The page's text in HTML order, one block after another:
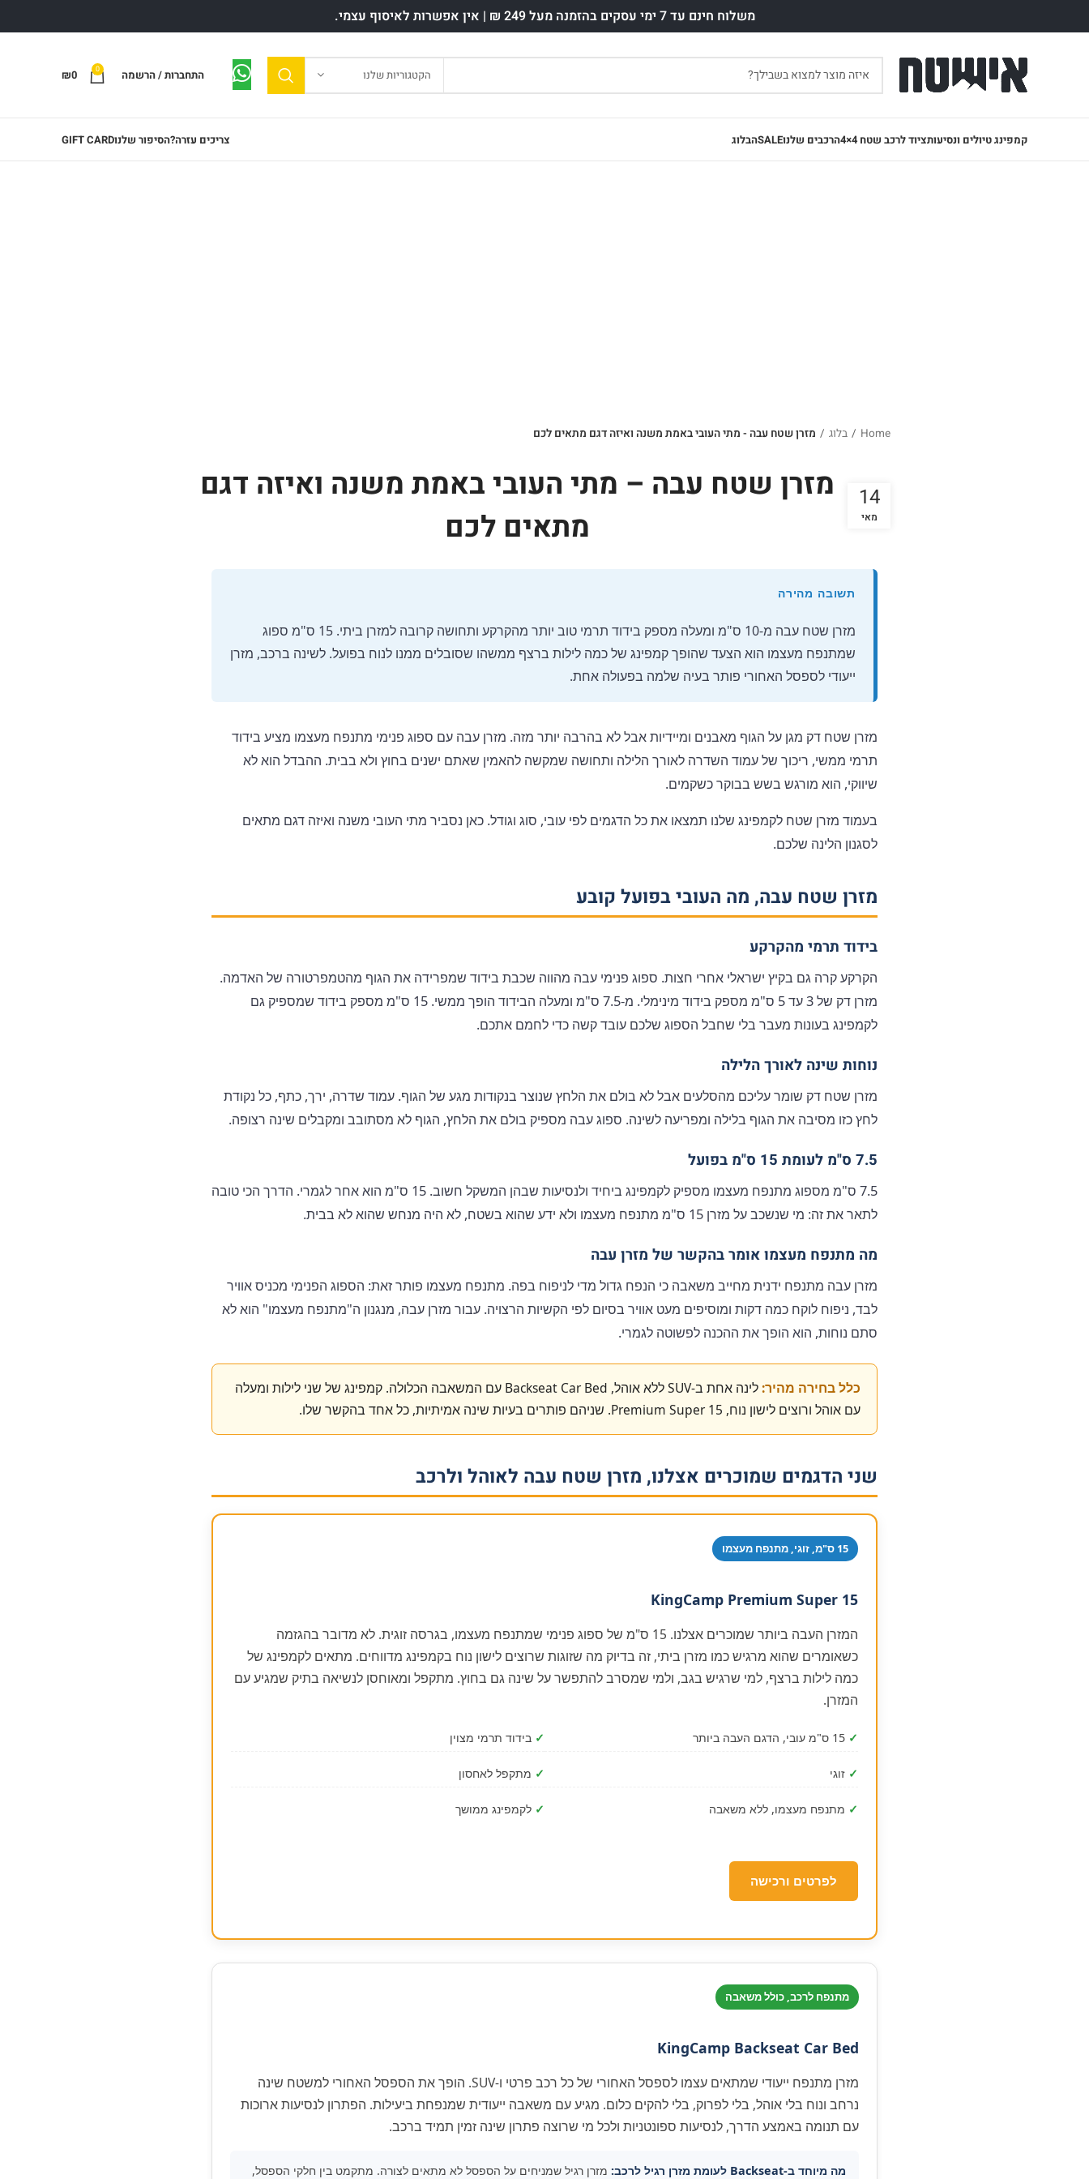
משלוח חינם עד 7 ימי עסקים בהזמנה מעל 249 ₪ | אין אפשרות לאיסוף עצמי.
הקטגוריות שלנו התחברות / הרשמה 0
₪0
קמפינג טיולים ונסיעותציוד לרכב שטח 4×4 הרכבים שלנוSALEהבלוג צריכים עזרה?הסיפור שלנוGIFT CARD
Home
/ בלוג / מזרן שטח עבה - מתי העובי באמת משנה ואיזה דגם מתאים לכם
מזרן שטח עבה – מתי העובי באמת משנה ואיזה דגם
מתאים לכם
14
מאי
תשובה מהירה
מזרן שטח עבה מ-10 ס"מ ומעלה מספק בידוד תרמי טוב יותר מהקרקע ותחושה קרובה למזרן ביתי. 15 ס"מ ספוג
שמתנפח מעצמו הוא הצעד שהופך קמפינג של כמה לילות ברצף ממשהו שסובלים ממנו לנוח בפועל. לשינה ברכב, מזרן
ייעודי לספסל האחורי פותר בעיה שלמה בפעולה אחת.
מזרן שטח דק מגן על הגוף מאבנים ומיידיות אבל לא בהרבה יותר מזה. מזרן עבה עם ספוג פנימי מתנפח מעצמו מציע בידוד
תרמי ממשי, ריכוך של עמוד השדרה לאורך הלילה ותחושה שמקשה להאמין שאתם ישנים בחוץ ולא בבית. ההבדל הוא לא
שיווקי, הוא מורגש בשש בבוקר כשקמים.
בעמוד מזרן שטח לקמפינג שלנו תמצאו את כל הדגמים לפי עובי, סוג וגודל. כאן נסביר מתי העובי משנה ואיזה דגם מתאים
לסגנון הלינה שלכם.
מזרן שטח עבה, מה העובי בפועל קובע
בידוד תרמי מהקרקע
הקרקע קרה גם בקיץ ישראלי אחרי חצות. ספוג פנימי עבה מהווה שכבת בידוד שמפרידה את הגוף מהטמפרטורה של האדמה.
מזרן דק של 3 עד 5 ס"מ מספק בידוד מינימלי. מ-7.5 ס"מ ומעלה הבידוד הופך ממשי. 15 ס"מ מספק בידוד שמספיק גם
לקמפינג בעונות מעבר בלי שחבל הספוג שלכם עובד קשה כדי לחמם אתכם.
נוחות שינה לאורך הלילה
מזרן שטח דק שומר עליכם מהסלעים אבל לא בולם את הלחץ שנוצר בנקודות מגע של הגוף. עמוד שדרה, ירך, כתף, כל נקודת
לחץ כזו מסיבה את הגוף בלילה ומפריעה לשינה. ספוג עבה מספיק בולם את הלחץ, הגוף לא מסתובב ומקבלים שינה רצופה.
7.5 ס"מ לעומת 15 ס"מ בפועל
7.5 ס"מ מספוג מתנפח מעצמו מספיק לקמפינג ביחיד ולנסיעות שבהן המשקל חשוב. 15 ס"מ הוא אחר לגמרי. הדרך הכי טובה
לתאר את זה: מי שנשכב על מזרן 15 ס"מ מתנפח מעצמו ולא ידע שהוא בשטח, לא היה מנחש שהוא לא בבית.
מה מתנפח מעצמו אומר בהקשר של מזרן עבה
מזרן עבה מתנפח ידנית מחייב משאבה כי הנפח גדול מדי לניפוח בפה. מתנפח מעצמו פותר זאת: הספוג הפנימי מכניס אוויר
לבד, ניפוח לוקח כמה דקות ומוסיפים מעט אוויר בסיום לפי הקשיות הרצויה. עבור מזרן עבה, מנגנון ה"מתנפח מעצמו" הוא לא
סתם נוחות, הוא הופך את ההכנה לפשוטה לגמרי.
כלל בחירה מהיר:
לינה אחת ב-SUV ללא אוהל, Backseat Car Bed עם המשאבה הכלולה. קמפינג של שני לילות ומעלה
עם אוהל ורוצים לישון נוח, Premium Super 15. שניהם פותרים בעיות שינה אמיתיות, כל אחד בהקשר שלו.
שני הדגמים שמוכרים אצלנו, מזרן שטח עבה לאוהל ולרכב
15 ס"מ, זוגי, מתנפח מעצמו
KingCamp Premium Super 15
המזרן העבה ביותר שמוכרים אצלנו. 15 ס"מ של ספוג פנימי שמתנפח מעצמו, בגרסה זוגית. לא מדובר בהגזמה
כשאומרים שהוא מרגיש כמו מזרן ביתי, זה בדיוק מה שזוגות שרוצים לישון נוח בקמפינג מדווחים. מתאים לקמפינג של
כמה לילות ברצף, למי שרגיש בגב, ולמי שמסרב להתפשר על שינה גם בחוץ. מתקפל ומאוחסן לנשיאה בתיק שמגיע עם
המזרן.
✓ 15 ס"מ עובי, הדגם העבה ביותר
✓ זוגי
✓ מתנפח מעצמו, ללא משאבה
✓ בידוד תרמי מצוין
✓ מתקפל לאחסון
✓ לקמפינג ממושך
לפרטים ורכישה
מתנפח לרכב, כולל משאבה
KingCamp Backseat Car Bed
מזרן מתנפח ייעודי שמתאים עצמו לספסל האחורי של כל רכב פרטי ו-SUV. הופך את הספסל האחורי למשטח שינה
נרחב ונוח בלי אוהל, בלי לפרוק, בלי להקים כלום. מגיע עם משאבה ייעודית שמנפחת ביעילות. הפתרון לנסיעות ארוכות
עם תנומה באמצע הדרך, לנסיעות ספונטניות ולכל מי שרוצה פתרון שינה זמין תמיד ברכב.
מה מיוחד ב-Backseat לעומת מזרן רגיל לרכב:
מזרן רגיל שמניחים על הספסל לא מתאים לצורה. מתקמט בין חלקי הספסל,